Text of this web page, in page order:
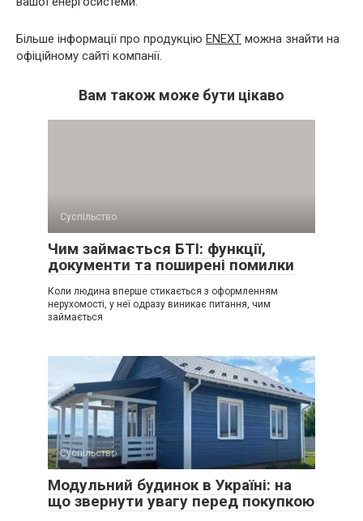
Більше інформації про продукцію ENEXT можна знайти на
офіційному сайті компанії.
Вам також може бути цікаво
Суспільство
Чим займається БТІ: функції,
документи та поширені помилки
Коли людина вперше стикається з оформленням
нерухомості, у неї одразу виникає питання, чим
займається
Суспільство
Модульний будинок в Україні: на
що звернути увагу перед покупкою